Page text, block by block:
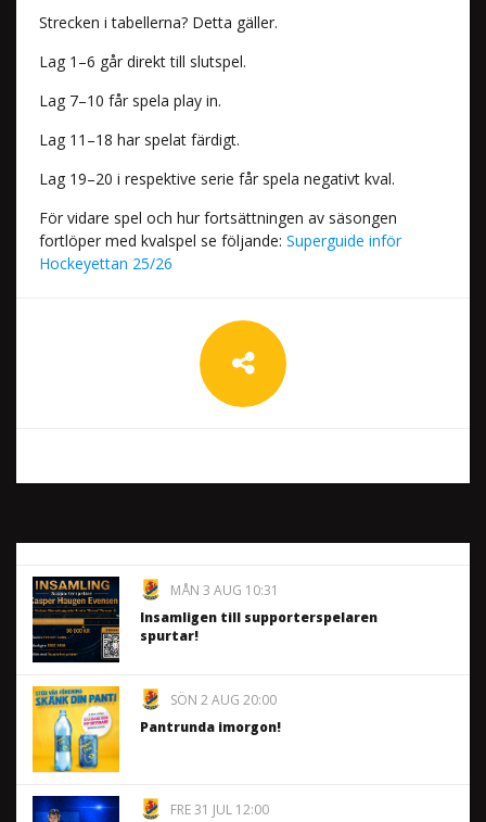
Strecken i tabellerna? Detta gäller.
Lag 1–6 går direkt till slutspel.
Lag 7–10 får spela play in.
Lag 11–18 har spelat färdigt.
Lag 19–20 i respektive serie får spela negativt kval.
För vidare spel och hur fortsättningen av säsongen
fortlöper med kvalspel se följande: Superguide inför
Hockeyettan 25/26
MÅN 3 AUG 10:31
Insamligen till supporterspelaren
spurtar!
SÖN 2 AUG 20:00
Pantrunda imorgon!
FRE 31 JUL 12:00